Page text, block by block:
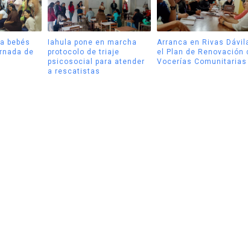
bebés
de
Iahula pone en marcha
protocolo de triaje
psicosocial para atender
a rescatistas
Arranca en Rivas
el Plan de Renovación
Vocerías Comunitarias